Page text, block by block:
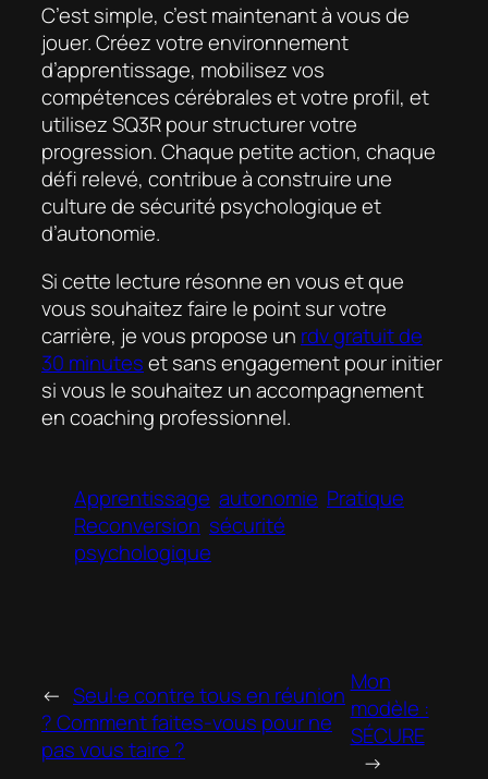
C’est simple, c’est maintenant à vous de
jouer. Créez votre environnement
d’apprentissage, mobilisez vos
compétences cérébrales et votre profil, et
utilisez SQ3R pour structurer votre
progression. Chaque petite action, chaque
défi relevé, contribue à construire une
culture de sécurité psychologique et
d’autonomie.
Si cette lecture résonne en vous et que
vous souhaitez faire le point sur votre
carrière, je vous propose un rdv gratuit de
30 minuteset sans engagement pour initier
si vous le souhaitez un accompagnement
en coaching professionnel.
Apprentissage autonomie Pratique
Reconversion sécurité
psychologique
← Seul·e contre tous en réunion
? Comment faites-vous pour ne
pas vous taire ?
Mon
modèle :
SÉCURE
→